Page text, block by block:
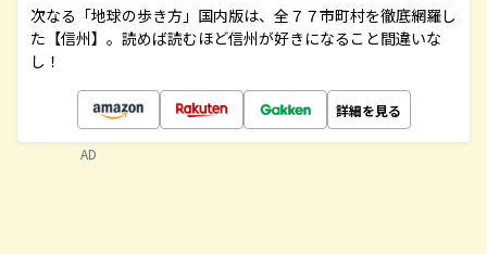
次なる「地球の歩き方」国内版は、全７７市町村を徹底網羅し
た【信州】。読めば読むほど信州が好きになること間違いな
し！
詳細を見る
AD